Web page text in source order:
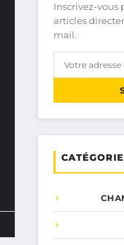
Inscrivez-vous
articles
mail.